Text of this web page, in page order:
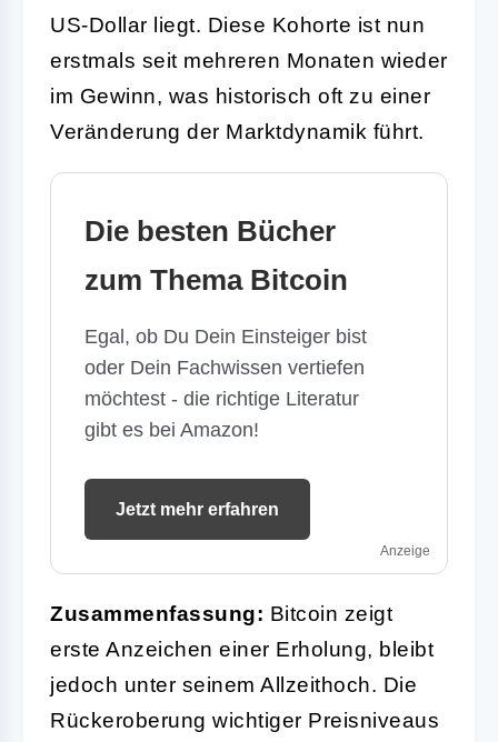
US-Dollar liegt. Diese Kohorte ist nun
erstmals seit mehreren Monaten wieder
im Gewinn, was historisch oft zu einer
Veränderung der Marktdynamik führt.
Die besten Bücher
zum Thema Bitcoin
Egal, ob Du Dein Einsteiger bist
oder Dein Fachwissen vertiefen
möchtest - die richtige Literatur
gibt es bei Amazon!
Jetzt mehr erfahren
Anzeige
Zusammenfassung: Bitcoin zeigt
erste Anzeichen einer Erholung, bleibt
jedoch unter seinem Allzeithoch. Die
Rückeroberung wichtiger Preisniveaus